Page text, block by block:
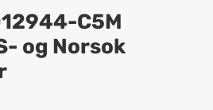
C5M
og Norsok